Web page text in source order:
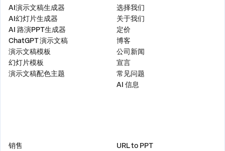
AI演示文稿生成器
AI幻灯片生成器
AI 路演PPT生成器
ChatGPT 演示文稿
演示文稿模板
幻灯片模板
演示文稿配色主题
选择我们
关于我们
定价
博客
公司新闻
宣言
常见问题
AI 信息
销售
URL to PPT